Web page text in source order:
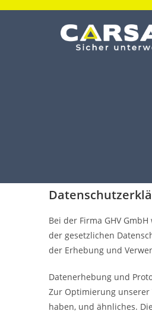
Bei der Firma GHV
der gesetzlichen
der Erhebung und
Datenerhebung und
Zur Optimierung unserer
haben, und ähnliches.